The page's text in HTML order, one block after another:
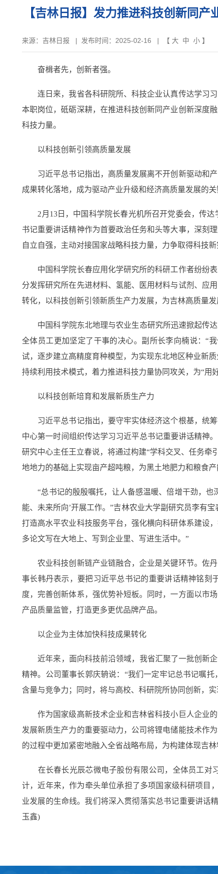
【吉林日报】发力推进科技创新同
来源： 吉林日报 | 发布时间：2025-02-16 | 【 大 中 小 】
奋楫者先，创新者强。
连日来，我省各科研院所、科技企业认真传达学习习
本职岗位，砥砺深耕，在推进科技创新同产业创新深度
科技力量。
以科技创新引领高质量发展
习近平总书记指出，高质量发展离不开创新驱动和产
成果转化落地，成为驱动产业升级和经济高质量发展的
2月13日，中国科学院长春光机所召开党委会，传达
书记重要讲话精神作为首要政治任务和头等大事，深刻
自立自强，主动对接国家战略科技力量，力争取得科技
中国科学院长春应用化学研究所的科研工作者纷纷表
分发挥研究所在先进材料、氢能、医用材料与试剂、应
转化，以科技创新引领新质生产力发展，为吉林高质量
中国科学院东北地理与农业生态研究所迅速掀起传达
全体员工更加坚定了干事的决心。副所长李向楠说：“
试，逐步建立高精度育种模型，为实现东北地区种业新
持续利用技术模式，着力推进科技力量协同攻关，为“
以科技创新培育和发展新质生产力
习近平总书记指出，要守牢实体经济这个根基，统筹
中心第一时间组织传达学习习近平总书记重要讲话精神
研究中心主任王立春说，将通过构建“学科交叉、任务
地地力的基础上实现亩产超吨粮，为黑土地肥力和粮食
“总书记的殷殷嘱托，让人备感温暖、倍增干劲，也
能、未来所向’开展工作。”吉林农业大学副研究员李有
打造高水平农业科技服务平台，强化横向科研体系建设
多论文写在大地上、写到企业里、写进生活中。”
农业科技创新链产业链融合，企业是关键环节。佐丹
事长韩丹表示，要把习近平总书记的重要讲话精神铭
度，完善创新体系，强优势补短板。同时，一方面以市
产品质量监管，打造更多更优品牌产品。
以企业为主体加快科技成果转化
近年来，面向科技前沿领域，我省汇聚了一批创新企
精神。公司董事长郭庆辀说：“我们一定牢记总书记嘱
含量与竞争力；同时，将与高校、科研院所协同创新，
作为国家级高新技术企业和吉林省科技小巨人企业的
发展新质生产力的重要驱动力，公司将锂电储能技术作
的过程中更加紧密地融入全省战略布局，为构建体现吉
在长春长光辰芯微电子股份有限公司，全体员工对习
计，近年来，作为牵头单位承担了多项国家级科研项目
业发展的生命线。我们将深入贯彻落实总书记重要讲话
玉鑫)